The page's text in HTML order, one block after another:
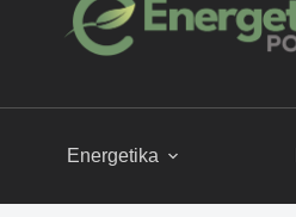
Energetika